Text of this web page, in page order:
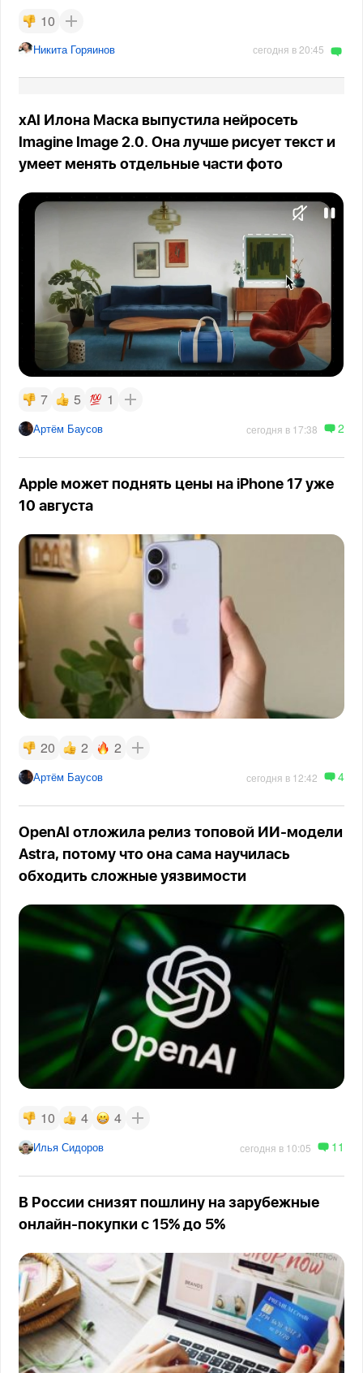
10
Никита Горяинов сегодня в 20:45
xAI Илона Маска выпустила нейросеть
Imagine Image 2.0. Она лучше рисует текст и
умеет менять отдельные части фото
7 5 1
Артём Баусов сегодня в 17:38 2
Apple может поднять цены на iPhone 17 уже
10 августа
20 2 2
Артём Баусов сегодня в 12:42 4
OpenAI отложила релиз топовой ИИ-модели
Astra, потому что она сама научилась
обходить сложные уязвимости
10 4 4
Илья Сидоров сегодня в 10:05 11
В России снизят пошлину на зарубежные
онлайн-покупки с 15% до 5%